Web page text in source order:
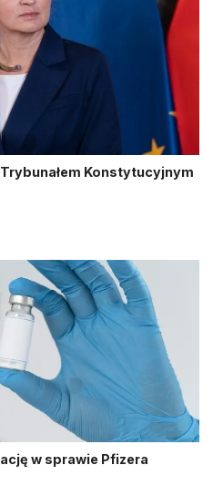
Konstytucyjnym
w sprawie Pfizera